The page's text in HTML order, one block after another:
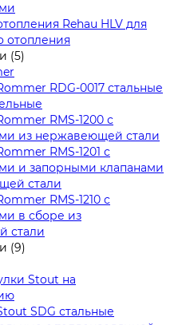
Rehau HLV для
отопления
(5)
RDG-0017 стальные
RMS-1200 с
из нержавеющей стали
RMS-1201 с
и запорными клапанами
стали
RMS-1210 с
в сборе из
стали
(9)
Stout на
SDG стальные